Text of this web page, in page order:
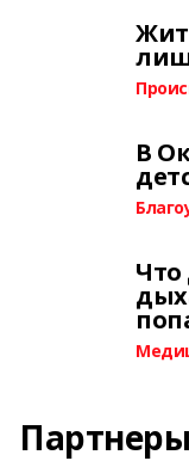
В
Что
Партнеры